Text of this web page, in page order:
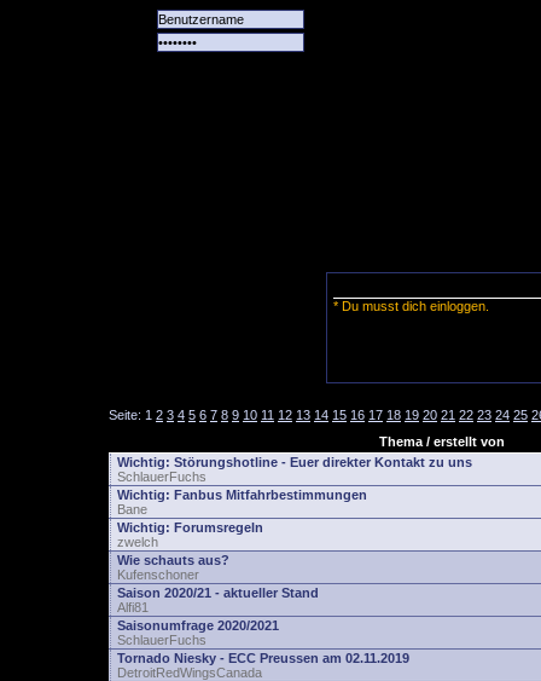
* Du musst dich einloggen.
Seite: 1 2 3 4 5 6 7 8 9 10 11 12 13 14 15 16 17 18 19 20 21 22 23 24 25
Thema / erstellt von
Wichtig: Störungshotline - Euer direkter Kontakt zu uns
SchlauerFuchs
Wichtig: Fanbus Mitfahrbestimmungen
Bane
Wichtig: Forumsregeln
zwelch
Wie schauts aus?
Kufenschoner
Saison 2020/21 - aktueller Stand
Alfi81
Saisonumfrage 2020/2021
SchlauerFuchs
Tornado Niesky - ECC Preussen am 02.11.2019
DetroitRedWingsCanada